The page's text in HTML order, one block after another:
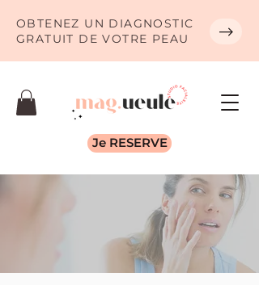
OBTENEZ UN DIAGNOSTIC
GRATUIT DE VOTRE PEAU
Je RESERVE